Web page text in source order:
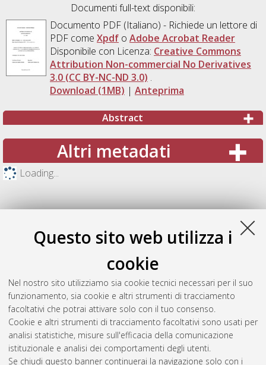
Questo sito web utilizza i
cookie
Nel nostro sito utilizziamo sia cookie tecnici necessari per il suo
funzionamento, sia cookie e altri strumenti di tracciamento
facoltativi che potrai attivare solo con il tuo consenso.
Cookie e altri strumenti di tracciamento facoltativi sono usati per
analisi statistiche, misure sull'efficacia della comunicazione
istituzionale e analisi dei comportamenti degli utenti.
Se chiudi questo banner continuerai la navigazione solo con i
Documenti full-text disponibili:
Documento PDF(Italiano) - Richiede un lettore di
PDF come Xpdfo Adobe Acrobat Reader
Disponibile con Licenza: Creative Commons
Attribution Non-commercial No Derivatives
3.0 (CC BY-NC-ND 3.0) .
Download (1MB) | Anteprima
Abstract
Altri metadati
Loading...
Gestione del documento: